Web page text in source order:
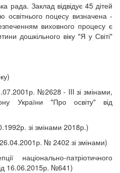
рада. Заклад відвідує 45 дітей
освітнього поцесу визначена -
виховного процесу є
дошкільного віку "Я у Світі"
№2628 - III зі змінами,
України "Про освіту" від
зі змінами 2018р.)
№ 2402 зі змінами)
національно-патріотичного
16.06.2015р. №641)